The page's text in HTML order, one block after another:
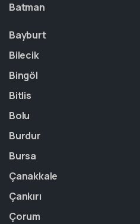
Batman
Bayburt
Bilecik
Bingöl
Bitlis
Bolu
Burdur
Bursa
Çanakkale
Çankırı
Çorum